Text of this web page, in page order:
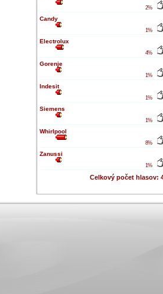
2%
Candy
1%
Electrolux
4%
Gorenje
1%
Indesit
1%
Siemens
1%
Whirlpool
8%
Zanussi
1%
Celkový počet hlasov: